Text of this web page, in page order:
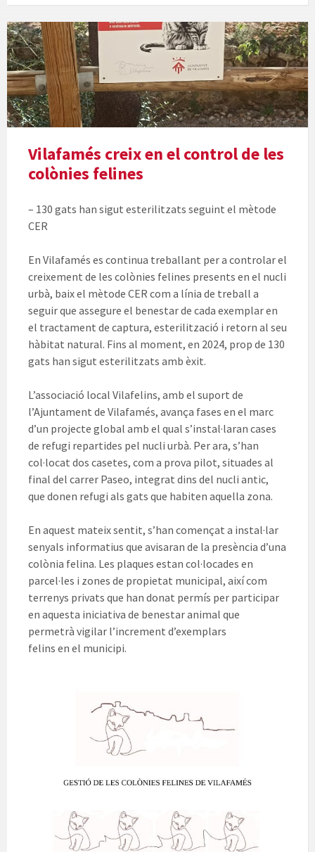
Vilafamés creix en el control de les
colònies felines
– 130 gats han sigut esterilitzats seguint el mètode
CER
En Vilafamés es continua treballant per a controlar el
creixement de les colònies felines presents en el nucli
urbà, baix el mètode CER com a línia de treball a
seguir que assegure el benestar de cada exemplar en
el tractament de captura, esterilització i retorn al seu
hàbitat natural. Fins al moment, en 2024, prop de 130
gats han sigut esterilitzats amb èxit.
L’associació local Vilafelins, amb el suport de
l’Ajuntament de Vilafamés, avança fases en el marc
d’un projecte global amb el qual s’instal·laran cases
de refugi repartides pel nucli urbà. Per ara, s’han
col·locat dos casetes, com a prova pilot, situades al
final del carrer Paseo, integrat dins del nucli antic,
que donen refugi als gats que habiten aquella zona.
En aquest mateix sentit, s’han començat a instal·lar
senyals informatius que avisaran de la presència d’una
colònia felina. Les plaques estan col·locades en
parcel·les i zones de propietat municipal, així com
terrenys privats que han donat permís per participar
en aquesta iniciativa de benestar animal que
permetrà vigilar l’increment d’exemplars
felins en el municipi.